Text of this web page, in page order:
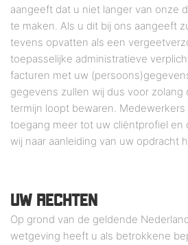
aangeeft dat u niet langer van onze
te maken. Als u dit bij ons aangeeft
tevens opvatten als een
toepasselijke administratieve
facturen met uw
gegevens zullen wij dus voor zolang
termijn loopt bewaren.
toegang meer tot uw cliëntprofiel en
wij naar aanleiding van uw opdracht
UW RECHTEN
Op grond van de geldende
wetgeving heeft u als betrokkene